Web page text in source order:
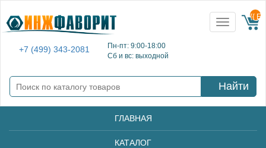
+7 (499) 343-2081
Пн-пт: 9:00-18:00
Сб и вс: выходной
Toggle
navigation
{{
Найти
ГЛАВНАЯ
КАТАЛОГ